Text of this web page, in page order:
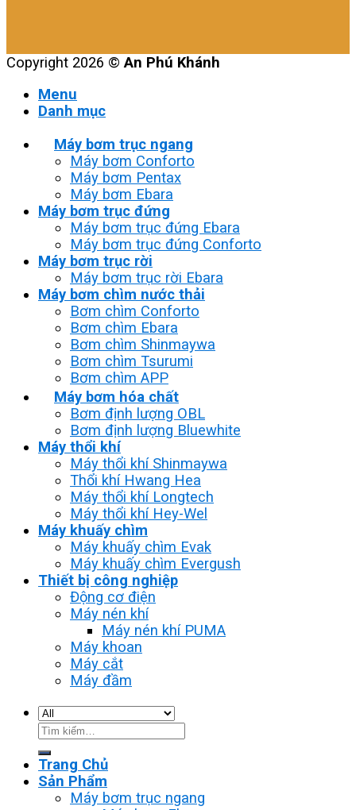
Copyright 2026 ©An Phú Khánh
Menu
Danh mục
Máy bơm trục ngang
Máy bơm Conforto
Máy bơm Pentax
Máy bơm Ebara
Máy bơm trục đứng
Máy bơm trục đứng Ebara
Máy bơm trục đứng Conforto
Máy bơm trục rời
Máy bơm trục rời Ebara
Máy bơm chìm nước thải
Bơm chìm Conforto
Bơm chìm Ebara
Bơm chìm Shinmaywa
Bơm chìm Tsurumi
Bơm chìm APP
Máy bơm hóa chất
Bơm định lượng OBL
Bơm định lượng Bluewhite
Máy thổi khí
Máy thổi khí Shinmaywa
Thổi khí Hwang Hea
Máy thổi khí Longtech
Máy thổi khí Hey-Wel
Máy khuấy chìm
Máy khuấy chìm Evak
Máy khuấy chìm Evergush
Thiết bị công nghiệp
Động cơ điện
Máy nén khí
Máy nén khí PUMA
Máy khoan
Máy cắt
Máy đầm
Tìm
kiếm:
Trang Chủ
Sản Phẩm
Máy bơm trục ngang